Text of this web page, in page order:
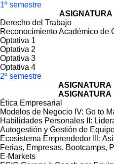
1º semestre
ASIGNATURA
Derecho del Trabajo
Reconocimiento Académico de
Optativa 1
Optativa 2
Optativa 3
Optativa 4
2º semestre
ASIGNATURA
ASIGNATURA
Ética Empresarial
Modelos de Negocio IV: Go to
Habilidades Personales II:
Autogestión y Gestión de
Ecosistema Emprendedor III:
Ferias, Empresas, Bootcamps,
E-Markets